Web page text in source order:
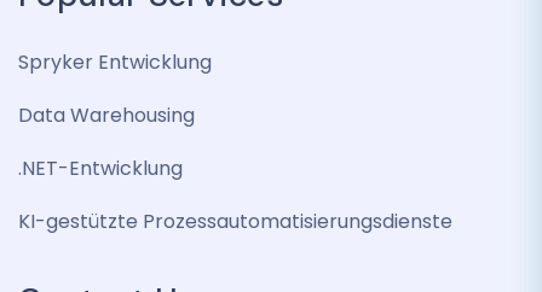
Spryker Entwicklung
Data Warehousing
.NET-Entwicklung
KI-gestützte Prozessautomatisierungsdienste